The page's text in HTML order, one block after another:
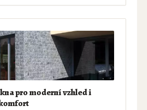
pro moderní vzhled i